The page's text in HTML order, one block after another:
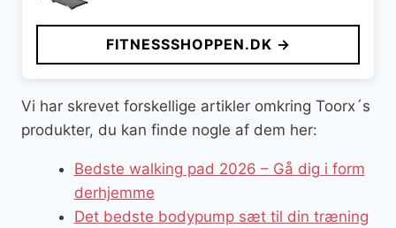
pris
var:
5.999 kr..
pris
er:
2.499 kr..
FITNESSSHOPPEN.DK →
Vi har skrevet forskellige artikler omkring Toorx´s
produkter, du kan finde nogle af dem her:
Bedste walking pad 2026 – Gå dig i form
derhjemme
Det bedste bodypump sæt til din træning